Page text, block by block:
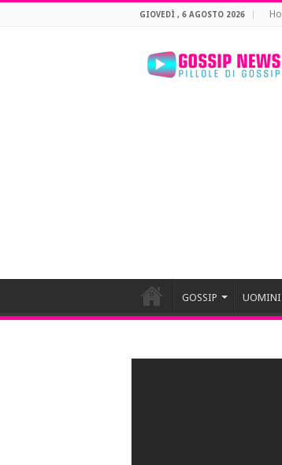
GIOVEDÌ , 6 AGOSTO 2026
GOSSIP UOMINI